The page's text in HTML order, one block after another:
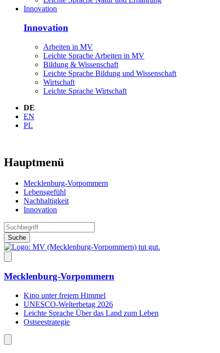
Innovation
Innovation
Arbeiten in MV
Leichte Sprache Arbeiten in MV
Bildung & Wissenschaft
Leichte Sprache Bildung und Wissenschaft
Wirtschaft
Leichte Sprache Wirtschaft
DE
EN
PL
Hauptmenü
Mecklenburg-Vorpommern
Lebensgefühl
Nachhaltigkeit
Innovation
Suche
Mecklenburg-Vorpommern
Kino unter freiem Himmel
UNESCO-Welterbetag 2026
Leichte Sprache Über das Land zum Leben
Ostseestrategie